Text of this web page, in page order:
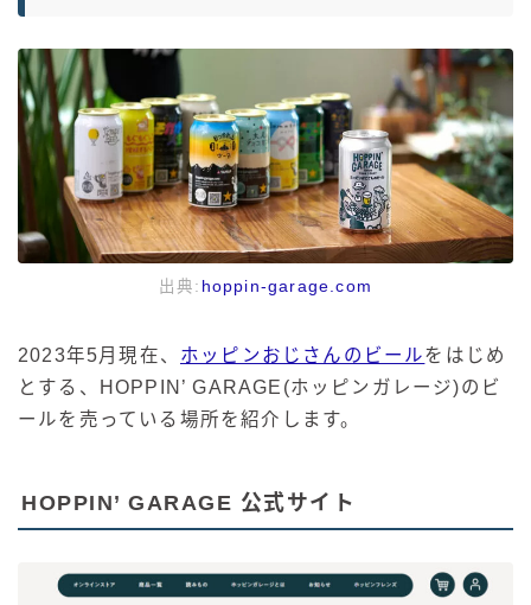
出典: hoppin-garage.com
2023年5月現在、 ホッピンおじさんのビールをはじめ
とする、HOPPIN’ GARAGE(ホッピンガレージ)のビ
ールを売っている場所を紹介します。
HOPPIN’ GARAGE 公式サイト